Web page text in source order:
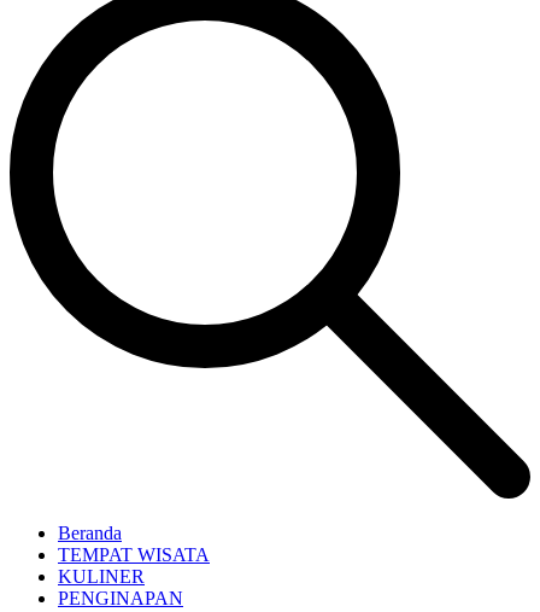
Beranda
TEMPAT WISATA
KULINER
PENGINAPAN